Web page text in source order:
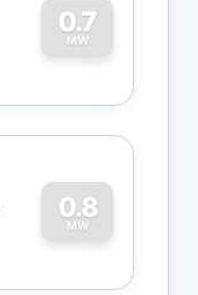
0.7
MW
0
0.8
MW
0